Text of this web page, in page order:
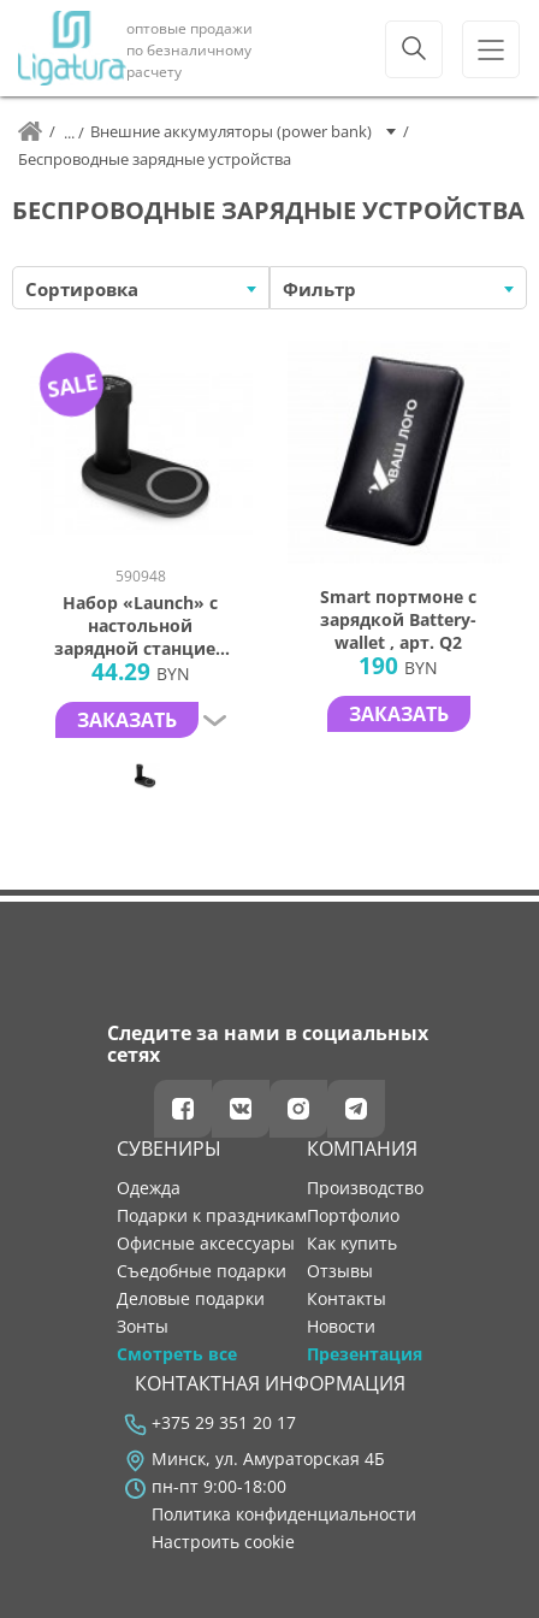
оптовые продажи
по безналичному
расчету
Внешние аккумуляторы (power bank)
Беспроводные зарядные устройства
БЕСПРОВОДНЫЕ ЗАРЯДНЫЕ УСТРОЙСТВА
Сортировка Фильтр
590948
Набор «Launch» с
настольной
зарядной станцией
и внешним
44.29 BYN
ЗАКАЗАТЬ
SALE
Smart портмоне с
зарядкой Battery-
wallet , арт. Q2
190 BYN
ЗАКАЗАТЬ
Следите за нами в социальных
сетях
СУВЕНИРЫ
Одежда
Подарки к праздникам
Офисные аксессуары
Съедобные подарки
Деловые подарки
Зонты
Смотреть все
КОМПАНИЯ
производство
портфолио
как купить
отзывы
контакты
новости
Презентация
КОНТАКТНАЯ ИНФОРМАЦИЯ
+375 29 351 20 17
Минск, ул. Амураторская 4Б
пн-пт 9:00-18:00
Политика конфиденциальности
Настроить cookie